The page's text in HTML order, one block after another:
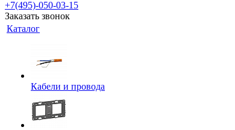
+7(495)-050-03-15
Заказать звонок
Каталог
Кабели и провода